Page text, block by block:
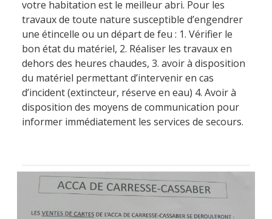
votre habitation est le meilleur abri. Pour les
travaux de toute nature susceptible d’engendrer
une étincelle ou un départ de feu : 1. Vérifier le
bon état du matériel, 2. Réaliser les travaux en
dehors des heures chaudes, 3. avoir à disposition
du matériel permettant d’intervenir en cas
d’incident (extincteur, réserve en eau) 4. Avoir à
disposition des moyens de communication pour
informer immédiatement les services de secours.